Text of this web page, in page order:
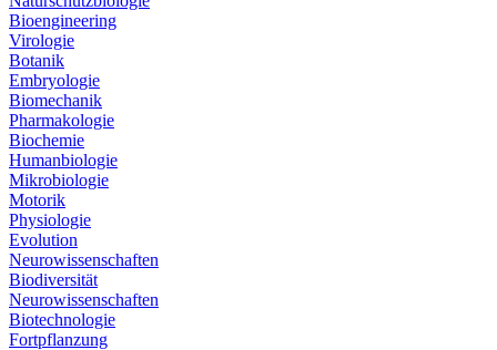
Bioengineering
Virologie
Botanik
Embryologie
Biomechanik
Pharmakologie
Biochemie
Humanbiologie
Mikrobiologie
Motorik
Physiologie
Evolution
Neurowissenschaften
Biodiversität
Neurowissenschaften
Biotechnologie
Fortpflanzung